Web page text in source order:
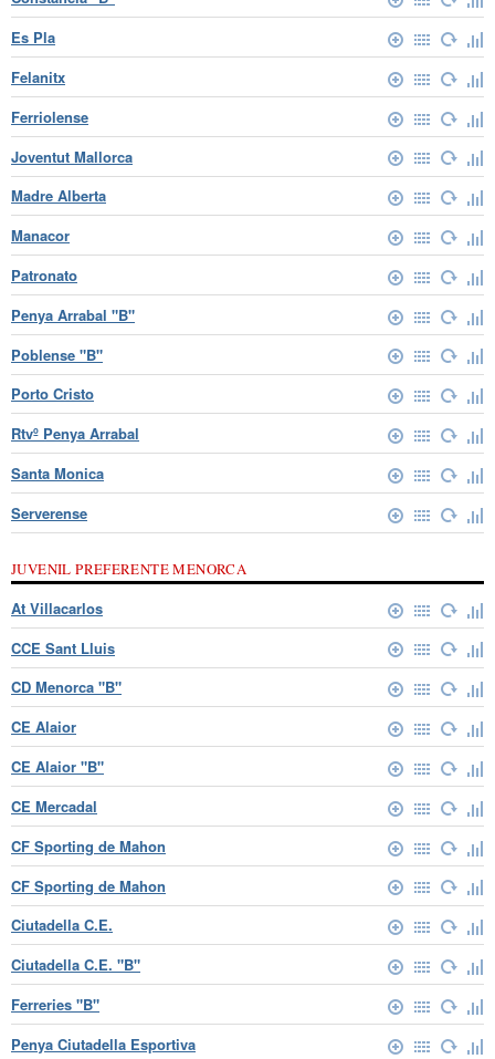
Es Pla
Felanitx
Ferriolense
Joventut Mallorca
Madre Alberta
Manacor
Patronato
Penya Arrabal "B"
Poblense "B"
Porto Cristo
Rtvº Penya Arrabal
Santa Monica
Serverense
JUVENIL PREFERENTE MENORCA
At Villacarlos
CCE Sant Lluis
CD Menorca "B"
CE Alaior
CE Alaior "B"
CE Mercadal
CF Sporting de Mahon
CF Sporting de Mahon
Ciutadella C.E.
Ciutadella C.E. "B"
Ferreries "B"
Penya Ciutadella Esportiva